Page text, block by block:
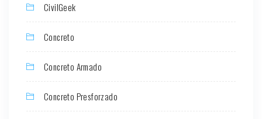
CivilGeek
Concreto
Concreto Armado
Concreto Presforzado